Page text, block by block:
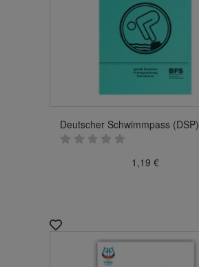
Deutscher Schwimmpass (DSP)
1,19 €